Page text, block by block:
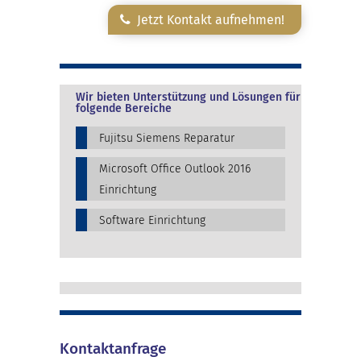
Jetzt Kontakt aufnehmen!
Wir bieten Unterstützung und Lösungen für
folgende Bereiche
Fujitsu Siemens Reparatur
Microsoft Office Outlook 2016
Einrichtung
Software Einrichtung
Kontaktanfrage